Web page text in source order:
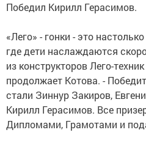
Победил Кирилл Герасимов.
«Лего» - гонки - это
где дети наслаждаются
из конструкторов Лего-
продолжает Котова. -
стали Зиннур Закиров,
Кирилл Герасимов. Все
Дипломами, Грамотами и